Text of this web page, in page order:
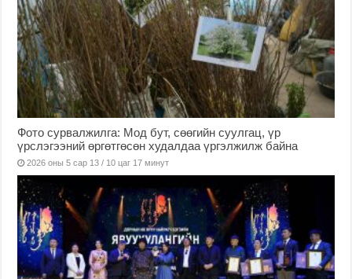
Фото сурвалжилга: Мод бут, сөөгийн суулгац, үр
үрслэгээний өргөтгөсөн худалдаа үргэлжилж байна
2026 оны 5 сар 13 / 10 цаг 17 минут